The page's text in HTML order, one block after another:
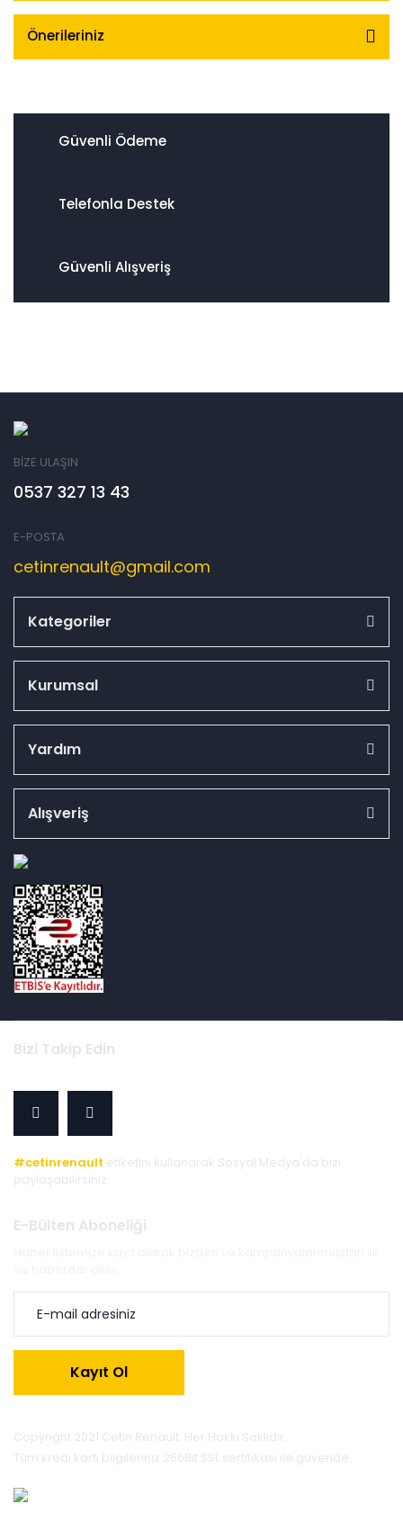
Önerileriniz
Güvenli Ödeme
Telefonla Destek
Güvenli Alışveriş
BİZE ULAŞIN
0537 327 13 43
E-POSTA
cetinrenault@gmail.com
Kategoriler
Kurumsal
Yardım
Alışveriş
Bizi Takip Edin
#cetinrenault etiketini kullanarak Sosyal Medya'da bizi
paylaşabilirsiniz.
E-Bülten Aboneliği
Kayıt Ol
Copyright 2021 Cetin Renault. Her Hakkı Saklıdır.
Tüm kredi kartı bilgileriniz 256Bit SSL sertifikası ile güvende.